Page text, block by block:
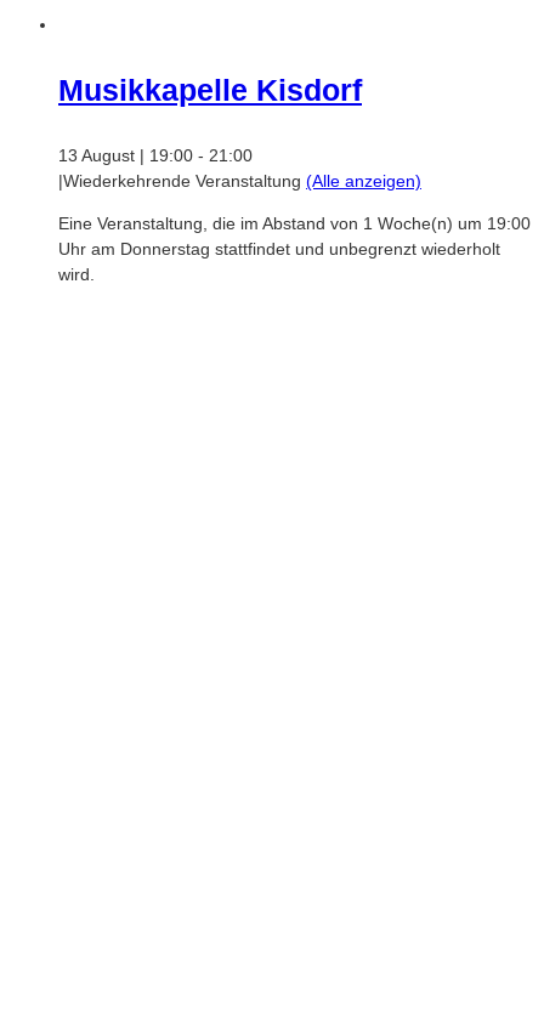
Musikkapelle Kisdorf
13 August | 19:00 - 21:00
|Wiederkehrende Veranstaltung (Alle anzeigen)
Eine Veranstaltung, die im Abstand von 1 Woche(n) um 19:00
Uhr am Donnerstag stattfindet und unbegrenzt wiederholt
wird.